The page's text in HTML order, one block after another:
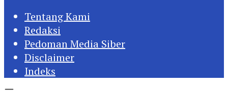
Tentang Kami
Redaksi
Pedoman Media Siber
Disclaimer
Indeks